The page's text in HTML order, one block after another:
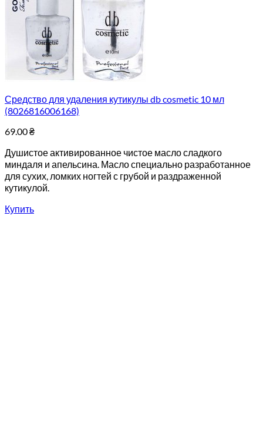
Средство для удаления кутикулы db cosmetic 10 мл
(8026816006168)
69.00₴
Душистое активированное чистое масло сладкого
миндаля и апельсина. Масло специально разработанное
для сухих, ломких ногтей с грубой и раздраженной
кутикулой.
Купить